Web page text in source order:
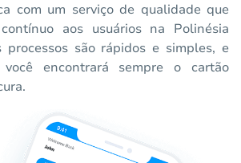
com um serviço de qualidade que
aos usuários na Polinésia
processos são rápidos e simples, e
encontrará sempre o cartão